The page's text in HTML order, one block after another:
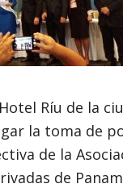
Ríu de la
la toma de
de la
de